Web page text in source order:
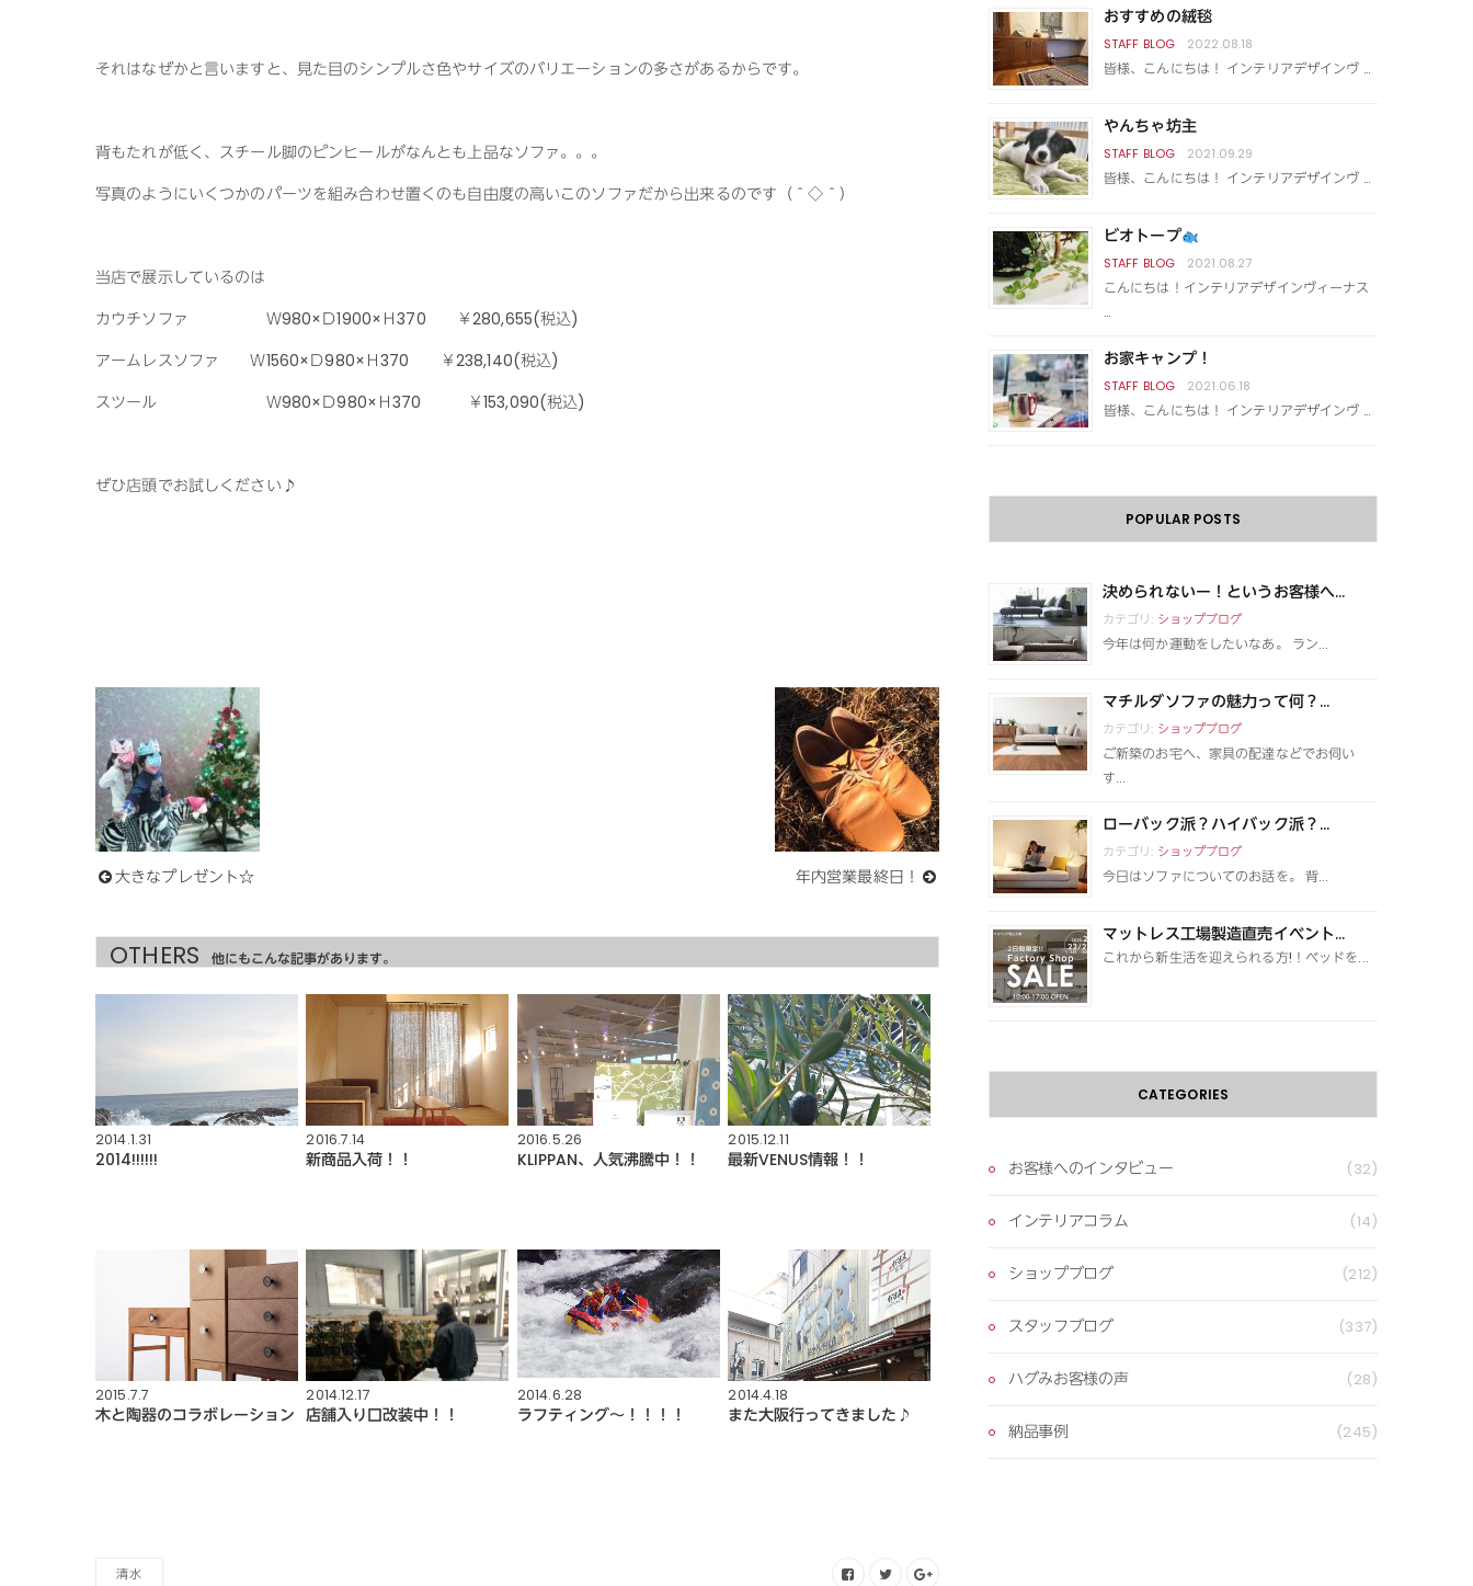
それはなぜかと言いますと、見た目のシンプルさ色やサイズのバリエーションの多さがあるからです。
背もたれが低く、スチール脚のピンヒールがなんとも上品なソファ。。。
写真のようにいくつかのパーツを組み合わせ置くのも自由度の高いこのソファだから出来るのです（＾◇＾）
当店で展示しているのは
カウチソファ Ｗ980×Ｄ1900×Ｈ370 ￥280,655(税込)
アームレスソファ Ｗ1560×Ｄ980×Ｈ370 ￥238,140(税込)
スツール Ｗ980×Ｄ980×Ｈ370 ￥153,090(税込)
ぜひ店頭でお試しください♪
大きなプレゼント☆ 年内営業最終日！
OTHERS 他にもこんな記事があります。
2014.1.31
2014!!!!!!
2016.7.14
新商品入荷！！
2016.5.26
KLIPPAN、人気沸騰中！！
2015.12.11
最新VENUS情報！！
2015.7.7
木と陶器のコラボレーション
2014.12.17
店舗入り口改装中！！
2014.6.28
ラフティング～！！！！
2014.4.18
また大阪行ってきました♪
清水
おすすめの絨毯
2022.08.18
皆様、こんにちは！ インテリアデザインヴ …
やんちゃ坊主
2021.09.29
皆様、こんにちは！ インテリアデザインヴ …
ビオトープ
2021.08.27
こんにちは！インテリアデザインヴィーナス
…
お家キャンプ！
2021.06.18
皆様、こんにちは！ インテリアデザインヴ …
POPULAR POSTS
決められないー！というお客様へ...
カテゴリ: ショップブログ
今年は何か運動をしたいなあ。 ラン...
マチルダソファの魅力って何？...
カテゴリ: ショップブログ
ご新築のお宅へ、家具の配達などでお伺い
す...
ローバック派？ハイバック派？...
カテゴリ: ショップブログ
今日はソファについてのお話を。 背...
マットレス工場製造直売イベント...
これから新生活を迎えられる方!！ベッドを...
CATEGORIES
お客様へのインタビュー (32)
インテリアコラム (14)
ショップブログ (212)
スタッフブログ (337)
ハグみお客様の声 (28)
納品事例 (245)